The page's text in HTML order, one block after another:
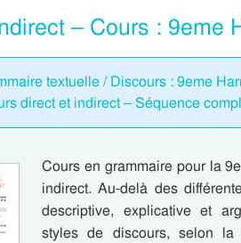
– Cours : 9eme
textuelle / Discours : 9eme
direct et indirect – Séquence
Cours en grammaire pour la
indirect. Au-delà des
descriptive, explicative et
styles de discours, selon